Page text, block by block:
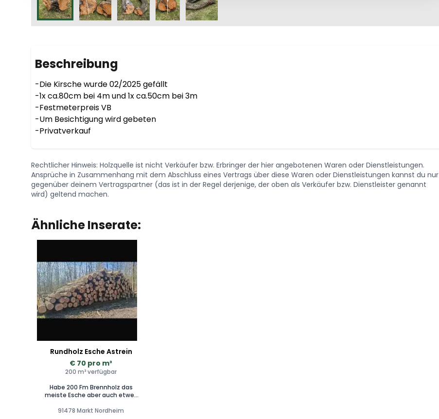
Beschreibung
-Die Kirsche wurde 02/2025 gefällt
-1x ca.80cm bei 4m und 1x ca.50cm bei 3m
-Festmeterpreis VB
-Um Besichtigung wird gebeten
-Privatverkauf
Rechtlicher Hinweis: Holzquelle ist nicht Verkäufer bzw. Erbringer der hier angebotenen Waren oder Dienstleistungen.
Ansprüche in Zusammenhang mit dem Abschluss eines Vertrags über diese Waren oder Dienstleistungen kannst du nur
gegenüber deinem Vertragspartner (das ist in der Regel derjenige, der oben als Verkäufer bzw. Dienstleister genannt
wird) geltend machen.
Ähnliche Inserate:
Rundholz Esche Astrein
€ 70 pro m³
200 m³ verfügbar
Habe 200 Fm Brennholz das
meiste Esche aber auch etwes
verkaufen. Ist aus dem Einschlag
91478 Markt Nordheim